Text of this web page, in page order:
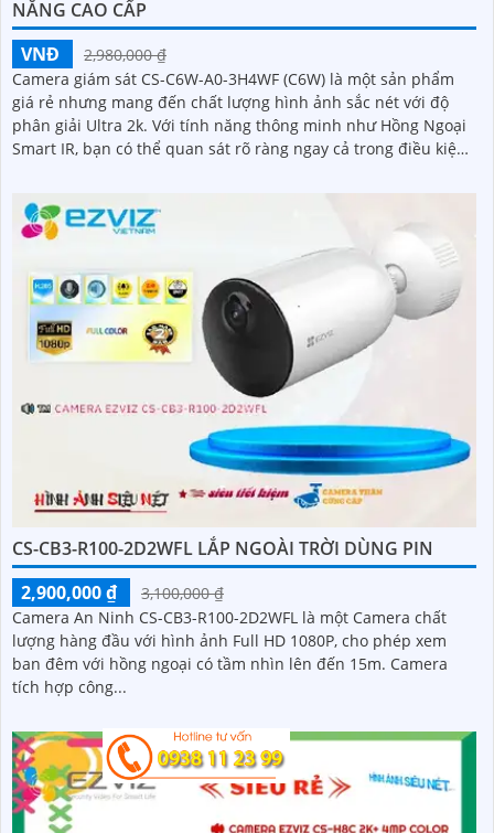
NĂNG CAO CẤP
VNĐ
2,980,000 ₫
Camera giám sát CS-C6W-A0-3H4WF (C6W) là một sản phẩm
giá rẻ nhưng mang đến chất lượng hình ảnh sắc nét với độ
phân giải Ultra 2k. Với tính năng thông minh như Hồng Ngoại
Smart IR, bạn có thể quan sát rõ ràng ngay cả trong điều kiện
CS-CB3-R100-2D2WFL LẮP NGOÀI TRỜI DÙNG PIN
2,900,000 ₫
3,100,000 ₫
Camera An Ninh CS-CB3-R100-2D2WFL là một Camera chất
lượng hàng đầu với hình ảnh Full HD 1080P, cho phép xem
ban đêm với hồng ngoại có tầm nhìn lên đến 15m. Camera
tích hợp công...